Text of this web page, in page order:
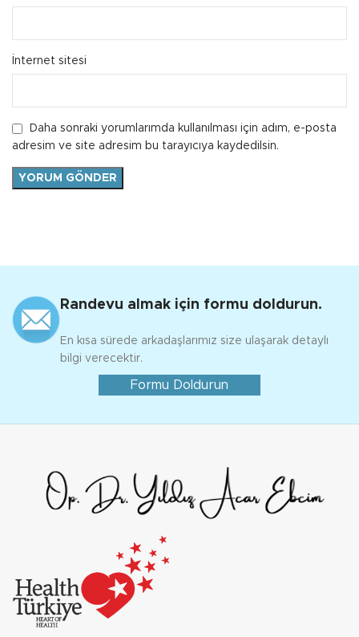
İnternet sitesi
Daha sonraki yorumlarımda kullanılması için adım, e-posta
adresim ve site adresim bu tarayıcıya kaydedilsin.
Randevu almak için formu doldurun.
En kısa sürede arkadaşlarımız size ulaşarak detaylı
bilgi verecektir.
Formu Doldurun